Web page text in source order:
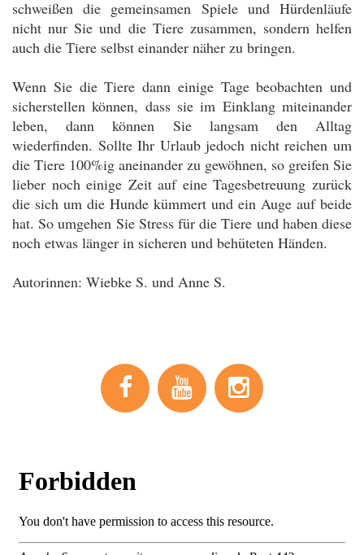
schweißen die gemeinsamen Spiele und Hürdenläufe
nicht nur Sie und die Tiere zusammen, sondern helfen
auch die Tiere selbst einander näher zu bringen.
Wenn Sie die Tiere dann einige Tage beobachten und
sicherstellen können, dass sie im Einklang miteinander
leben, dann können Sie langsam den Alltag
wiederfinden. Sollte Ihr Urlaub jedoch nicht reichen um
die Tiere 100%ig aneinander zu gewöhnen, so greifen Sie
lieber noch einige Zeit auf eine Tagesbetreuung zurück
die sich um die Hunde kümmert und ein Auge auf beide
hat. So umgehen Sie Stress für die Tiere und haben diese
noch etwas länger in sicheren und behüteten Händen.
Autorinnen: Wiebke S. und Anne S.